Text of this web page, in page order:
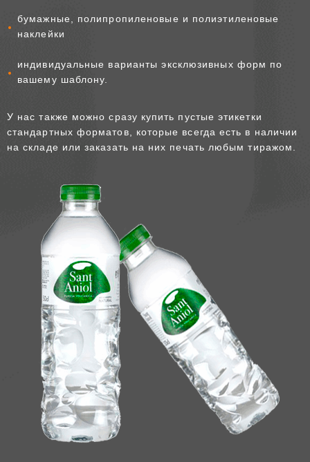
бумажные, полипропиленовые и полиэтиленовые
наклейки
индивидуальные варианты эксклюзивных форм по
вашему шаблону.
У нас также можно сразу купить пустые этикетки
стандартных форматов, которые всегда есть в наличии
на складе или заказать на них печать любым тиражом.